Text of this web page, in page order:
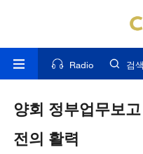
Radio 검색
양회 정부업무보
전의 활력